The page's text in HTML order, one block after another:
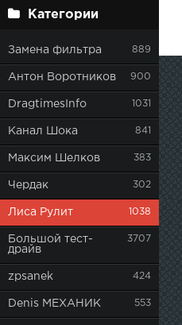
Категории
Замена фильтра 889
Антон Воротников 900
DragtimesInfo 1031
Канал Шока 841
Максим Шелков 383
Чердак 302
Лиса Рулит 1038
Большой тест-
драйв
3707
zpsanek 424
Denis МЕХАНИК 553